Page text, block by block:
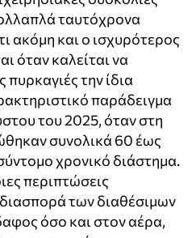
ταυτόχρονα
ακόμη και ο ισχυρότερος
όταν καλείται να
πυρκαγιές την ίδια
παράδειγμα
του 2025, όταν στη
συνολικά 60 έως
χρονικό διάστημα.
περιπτώσεις
των διαθέσιμων
όσο και στον αέρα,